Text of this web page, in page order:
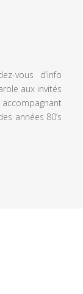
vous d’info
aux invités
années 80’s